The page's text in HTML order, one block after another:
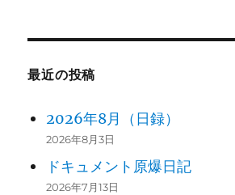
最近の投稿
2026年8月（日録）
2026年8月3日
ドキュメント原爆日記
2026年7月13日